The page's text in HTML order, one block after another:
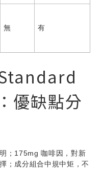
無 有
優缺點分
；175mg 咖啡因，對新
；成分組合中規中矩，不